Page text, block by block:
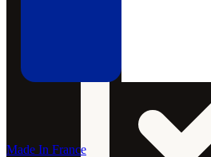
Made In France